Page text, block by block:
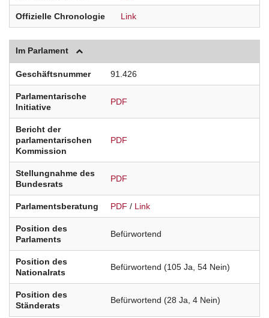
Offizielle Chronologie Link
Im Parlament
Geschäftsnummer 91.426
Parlamentarische
Initiative
PDF
Bericht der
parlamentarischen
Kommission
PDF
Stellungnahme des
Bundesrats
PDF
Parlamentsberatung PDF / Link
Position des
Parlaments
Befürwortend
Position des
Nationalrats
Befürwortend (105 Ja, 54 Nein)
Position des
Ständerats
Befürwortend (28 Ja, 4 Nein)